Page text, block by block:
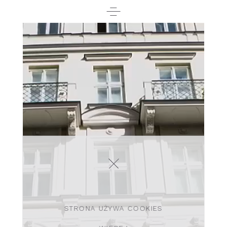
STRONA UŻYWA COOKIES